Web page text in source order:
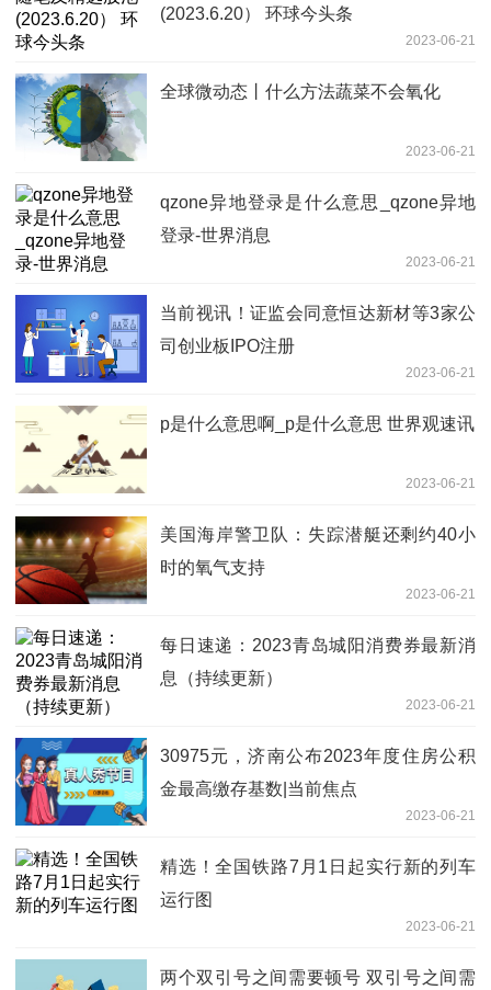
(2023.6.20） 环球今头条
2023-06-21
全球微动态丨什么方法蔬菜不会氧化
2023-06-21
qzone异地登录是什么意思_qzone异地
登录-世界消息
2023-06-21
当前视讯！证监会同意恒达新材等3家公
司创业板IPO注册
2023-06-21
p是什么意思啊_p是什么意思 世界观速讯
2023-06-21
美国海岸警卫队：失踪潜艇还剩约40小
时的氧气支持
2023-06-21
每日速递：2023青岛城阳消费券最新消
息（持续更新）
2023-06-21
30975元，济南公布2023年度住房公积
金最高缴存基数|当前焦点
2023-06-21
精选！全国铁路7月1日起实行新的列车
运行图
2023-06-21
两个双引号之间需要顿号 双引号之间需